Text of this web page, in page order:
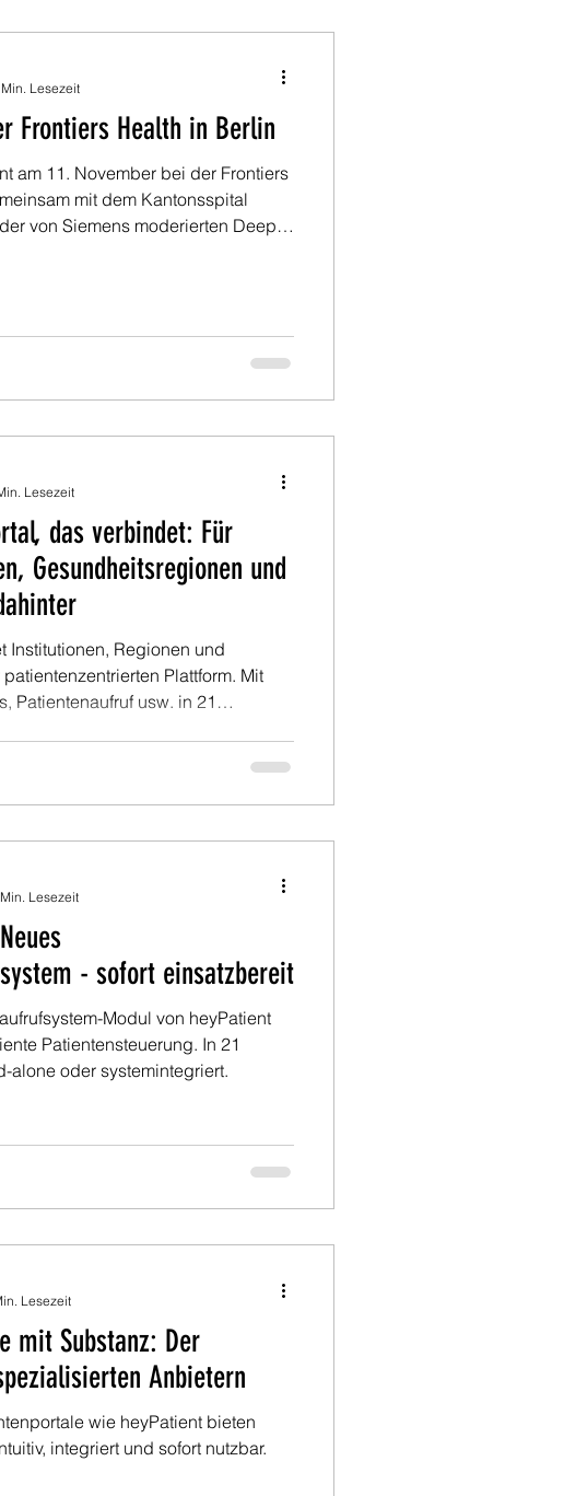
Frontiers Health in Berlin
am 11. November bei der Frontiers
mit dem Kantonsspital
von Siemens moderierten Deep
den Klinikalltag nachhaltig
Lesezeit
das verbindet: Für
Gesundheitsregionen und
Institutionen, Regionen und
Plattform. Mit
Patientenaufruf usw. in 21
einfach aktivieren wollen.
Lesezeit
- sofort einsatzbereit
Modul von heyPatient
Patientensteuerung. In 21
alone oder systemintegriert.
Lesezeit
mit Substanz: Der
Anbietern
wie heyPatient bieten
integriert und sofort nutzbar.
Lesezeit